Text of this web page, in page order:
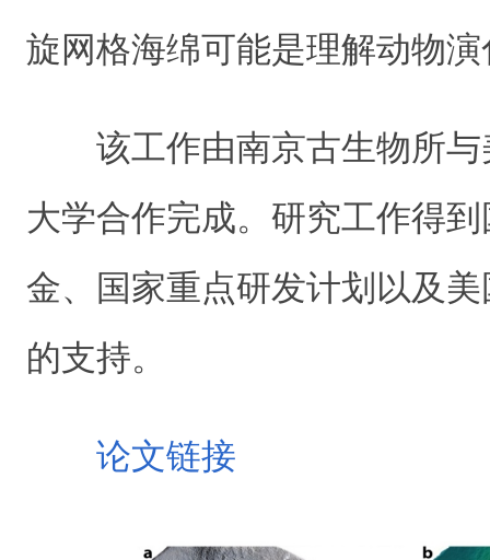
旋网格海绵可能是理解动物
该工作由南京古生物所
大学合作完成。研究工作得
金、国家重点研发计划以及
的支持。
论文链接